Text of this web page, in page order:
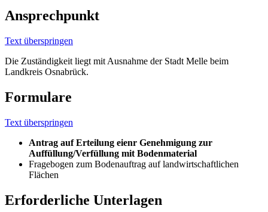
Ansprechpunkt
Text überspringen
Die Zuständigkeit liegt mit Ausnahme der Stadt Melle beim
Landkreis Osnabrück.
Formulare
Text überspringen
Antrag auf Erteilung eienr Genehmigung zur
Auffüllung/Verfüllung mit Bodenmaterial
Fragebogen zum Bodenauftrag auf landwirtschaftlichen
Flächen
Erforderliche Unterlagen